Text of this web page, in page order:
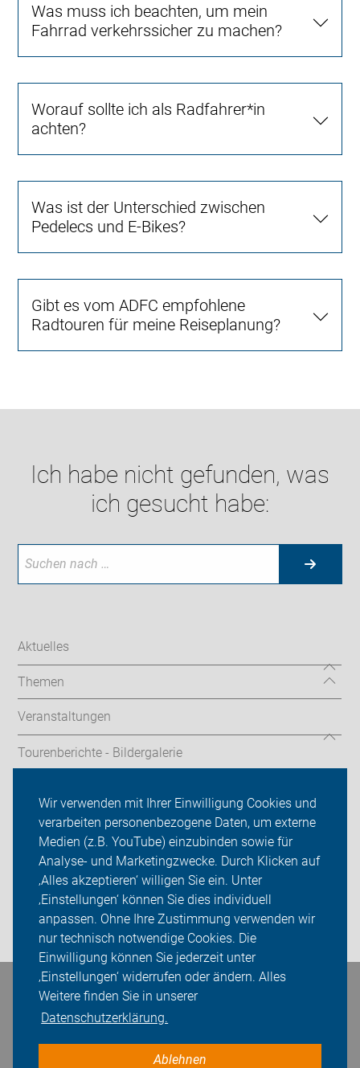
Wir verwenden mit Ihrer Einwilligung Cookies und
verarbeiten personenbezogene Daten, um externe
Medien (z.B. YouTube) einzubinden sowie für
Analyse- und Marketingzwecke. Durch Klicken auf
‚Alles akzeptieren‘ willigen Sie ein. Unter
‚Einstellungen‘ können Sie dies individuell
anpassen. Ohne Ihre Zustimmung verwenden wir
nur technisch notwendige Cookies. Die
Einwilligung können Sie jederzeit unter
‚Einstellungen‘ widerrufen oder ändern. Alles
Weitere finden Sie in unserer
Datenschutzerklärung.
Ablehnen
Was muss ich beachten, um mein
Fahrrad verkehrssicher zu machen?
Worauf sollte ich als Radfahrer*in
achten?
Was ist der Unterschied zwischen
Pedelecs und E-Bikes?
Gibt es vom ADFC empfohlene
Radtouren für meine Reiseplanung?
Ich habe nicht gefunden, was
ich gesucht habe:
Aktuelles
Themen
Veranstaltungen
Tourenberichte - Bildergalerie
ADFC Kaufbeuren-Ostallgäu
Sei dabei
Presse
Login
Bleiben Sie in Kontakt